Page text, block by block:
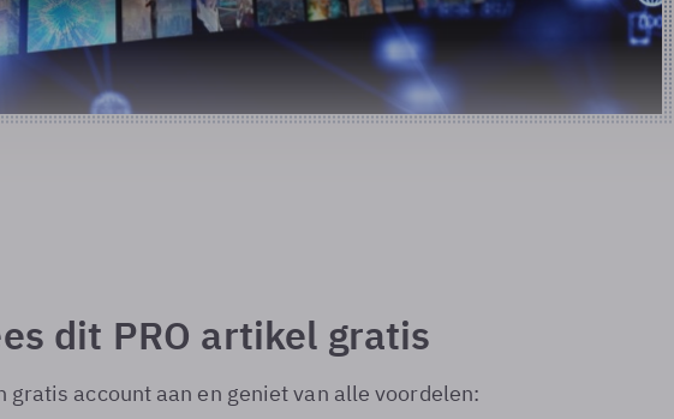
dit PRO artikel gratis
gratis account aan en geniet van alle voordelen: